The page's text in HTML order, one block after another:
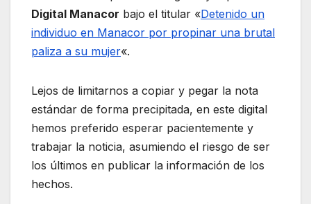
Digital Manacor bajo el titular «Detenido un
individuo en Manacor por propinar una brutal
paliza a su mujer«.
Lejos de limitarnos a copiar y pegar la nota
estándar de forma precipitada, en este digital
hemos preferido esperar pacientemente y
trabajar la noticia, asumiendo el riesgo de ser
los últimos en publicar la información de los
hechos.